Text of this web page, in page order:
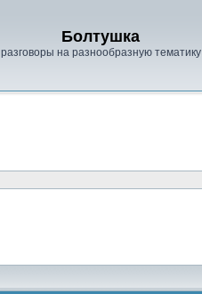
Болтушка
разговоры на разнообразную тематику